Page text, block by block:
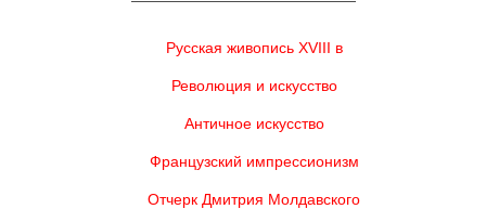
Русская живопись XVIII в
Революция и искусство
Античное искусство
Французский импрессионизм
Отчерк Дмитрия Молдавского